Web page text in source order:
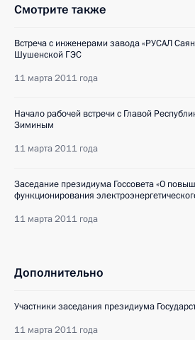
Смотрите также
Встреча с инженерами завода «РУСАЛ
Шушенской ГЭС
11 марта 2011 года
Начало рабочей встречи с Главой
Зиминым
11 марта 2011 года
Заседание президиума Госсовета «О
функционирования
11 марта 2011 года
Дополнительно
Участники заседания президиума
11 марта 2011 года